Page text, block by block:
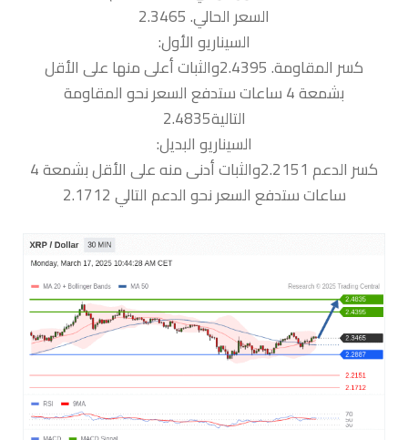
السعر الحالي. 2.3465
السيناريو الأول:
كسر المقاومة. 2.4395والثبات أعلى منها على الأقل
بشمعة 4 ساعات ستدفع السعر نحو المقاومة
التالية2.4835
السيناريو البديل:
كسر الدعم 2.2151والثبات أدنى منه على الأقل بشمعة 4
ساعات ستدفع السعر نحو الدعم التالي 2.1712